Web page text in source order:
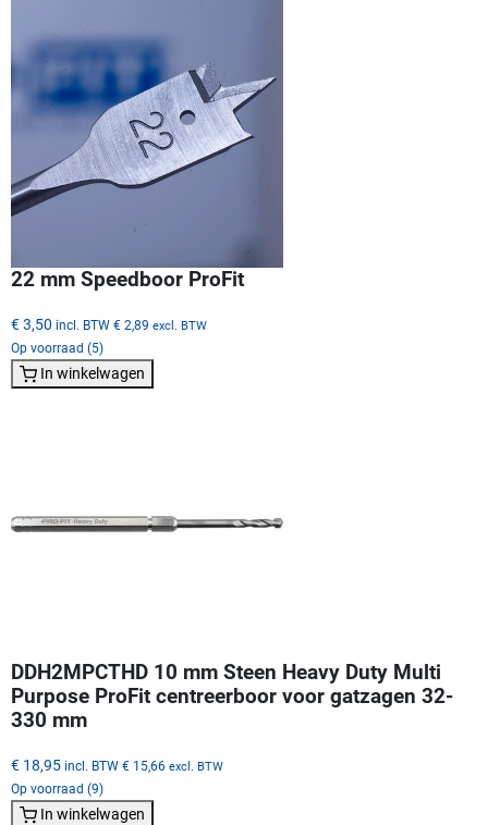
22 mm Speedboor ProFit
€ 3,50 incl. BTW € 2,89 excl. BTW
Op voorraad (5)
In winkelwagen
DDH2MPCTHD 10 mm Steen Heavy Duty Multi
Purpose ProFit centreerboor voor gatzagen 32-
330 mm
€ 18,95 incl. BTW € 15,66 excl. BTW
Op voorraad (9)
In winkelwagen